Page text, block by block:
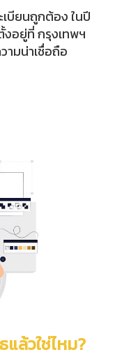
บียนถูกต้อง ในปี
งอยู่ที่ กรุงเทพฯ
ามน่าเชื่อถือ
ล้วใช่ไหม?